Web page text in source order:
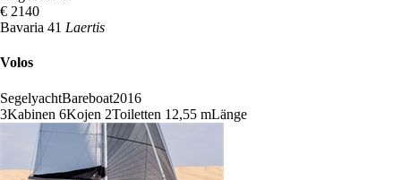
€ 2140
Bavaria 41 Laertis
Volos
SegelyachtBareboat2016
3Kabinen 6Kojen 2Toiletten 12,55 mLänge